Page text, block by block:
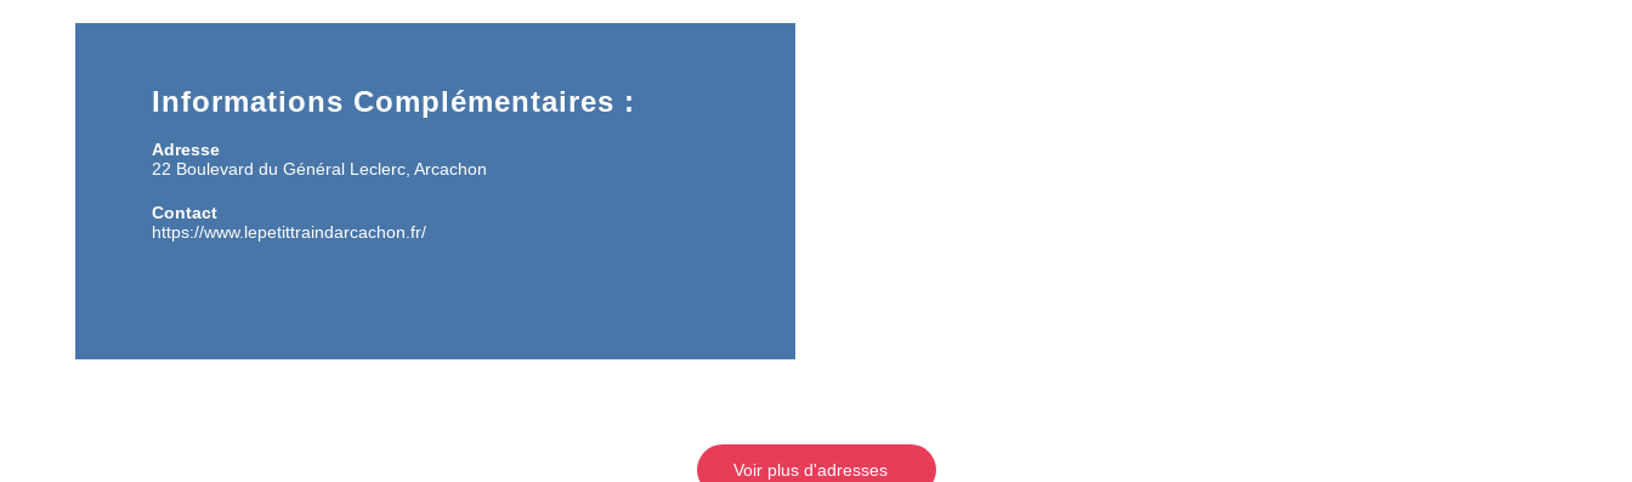
Informations Complémentaires :
Adresse
22 Boulevard du Général Leclerc, Arcachon
Contact
https://www.lepetittraindarcachon.fr/
Voir plus d'adresses